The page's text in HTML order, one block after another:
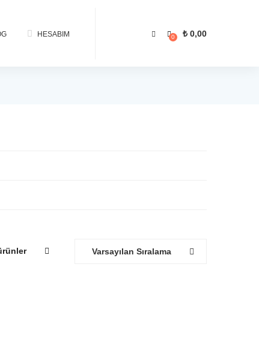
HESABIM 0 ₺0,00
Varsayılan Sıralama